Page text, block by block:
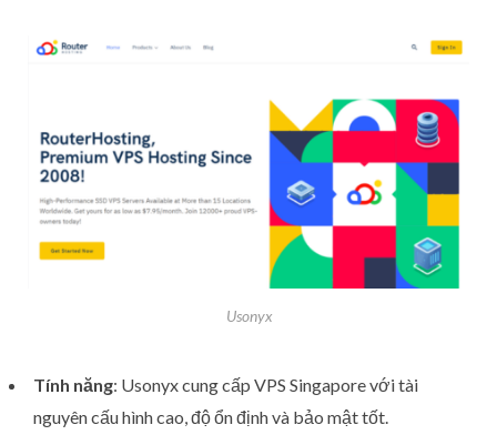
Usonyx
Tính năng: Usonyx cung cấp VPS Singapore với tài
nguyên cấu hình cao, độ ổn định và bảo mật tốt.